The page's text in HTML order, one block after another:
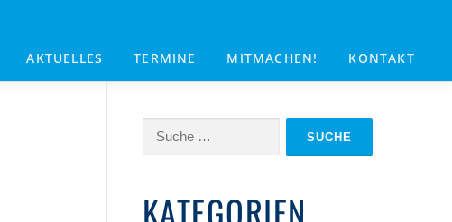
AKTUELLES TERMINE MITMACHEN! KONTAKT
Suche
KATEGORIEN